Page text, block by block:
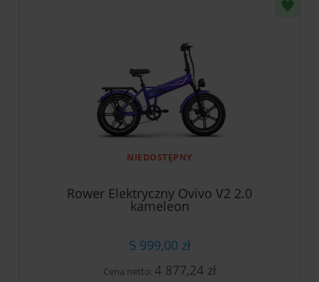
NIEDOSTĘPNY
Rower Elektryczny Ovivo V2 2.0
kameleon
5 999,00 zł
Cena netto: 4 877,24 zł